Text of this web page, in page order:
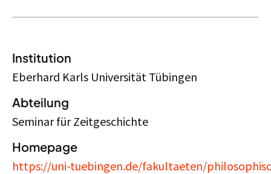
Institution
Eberhard Karls Universität Tübingen
Abteilung
Seminar für Zeitgeschichte
Homepage
https://uni-tuebingen.de/fakultaeten/